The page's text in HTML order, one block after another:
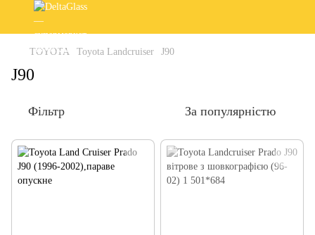
TOYOTA Toyota Landcruiser J90
J90
Фільтр За популярністю